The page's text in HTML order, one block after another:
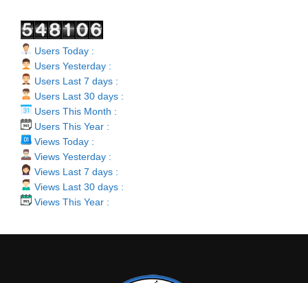
Users Today :
Users Yesterday :
Users Last 7 days :
Users Last 30 days :
Users This Month :
Users This Year :
Views Today :
Views Yesterday :
Views Last 7 days :
Views Last 30 days :
Views This Year :